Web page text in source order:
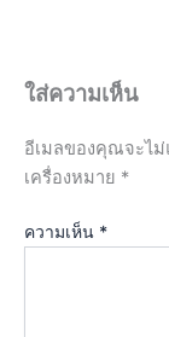
ใส่ความเห็น
อีเมลของคุณจะไ
เครื่องหมาย *
ความเห็น *